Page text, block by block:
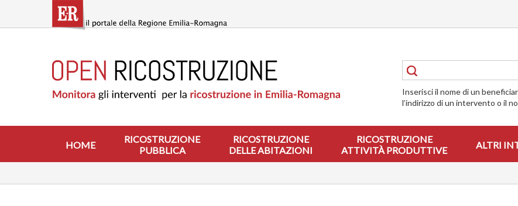
contenuto
RICOSTRUZIONE
PUBBLICA
ABITAZIONI
RICOSTRUZIONE
ATTIVITÀ
Inserisci il nome di un
l’indirizzo di un intervento o il
HOME
RICOSTRUZIONE
PUBBLICA
RICOSTRUZIONE
DELLE ABITAZIONI
RICOSTRUZIONE
ATTIVITÀ PRODUTTIVE
ALTRI